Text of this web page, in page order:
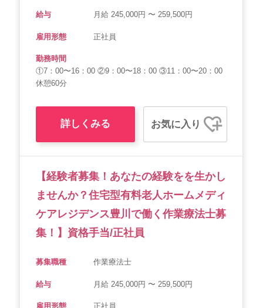
給与 月給 245,000円 〜 259,500円
雇用形態 正社員
勤務時間
①7：00〜16：00 ②9：00〜18：00 ③11：00〜20：00
休憩60分
詳しくみる お気に入り
【経験者募集！あなたの経験をを生かし
ませんか？住宅型有料老人ホームメディ
ケアレジデンス豊川で働く作業療法士募
集！】資格手当/正社員
募集職種 作業療法士
給与 月給 245,000円 〜 259,500円
雇用形態 正社員